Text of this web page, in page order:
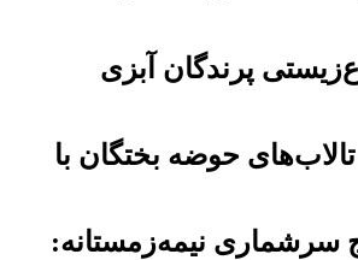
پرندگان آبزی
حوضه بختگان با
سرشماری نیمه‌زمستانه: